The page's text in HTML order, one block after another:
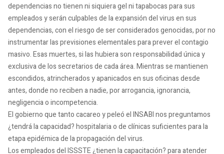
dependencias no tienen ni siquiera gel ni tapabocas para sus
empleados y serán culpables de la expansión del virus en sus
dependencias, con el riesgo de ser considerados genocidas, por no
instrumentar las previsiones elementales para prever el contagio
masivo. Esas muertes, si las hubiera son responsabilidad única y
exclusiva de los secretarios de cada área. Mientras se mantienen
escondidos, atrincherados y apanicados en sus oficinas desde
antes, donde no reciben a nadie, por arrogancia, ignorancia,
negligencia o incompetencia.
El gobierno que tanto cacareo y peleó el INSABI nos preguntamos
¿tendrá la capacidad? hospitalaria o de clínicas suficientes para la
etapa epidémica de la propagación del virus.
Los empleados del ISSSTE ¿tienen la capacitación? para atender